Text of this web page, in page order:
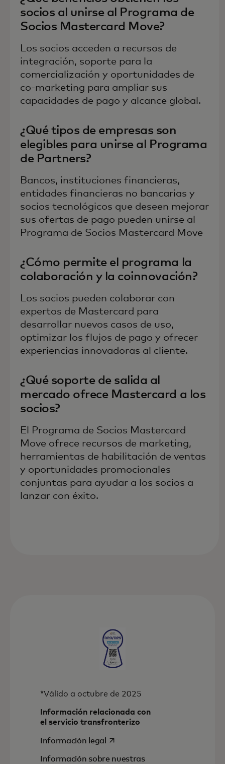
socios al unirse al Programa de
Socios Mastercard Move?
Los socios acceden a recursos de
integración, soporte para la
comercialización y oportunidades de
co-marketing para ampliar sus
capacidades de pago y alcance global.
¿Qué tipos de empresas son
elegibles para unirse al Programa
de Partners?
Bancos, instituciones financieras,
entidades financieras no bancarias y
socios tecnológicos que deseen mejorar
sus ofertas de pago pueden unirse al
Programa de Socios Mastercard Move
¿Cómo permite el programa la
colaboración y la coinnovación?
Los socios pueden colaborar con
expertos de Mastercard para
desarrollar nuevos casos de uso,
optimizar los flujos de pago y ofrecer
experiencias innovadoras al cliente.
¿Qué soporte de salida al
mercado ofrece Mastercard a los
socios?
El Programa de Socios Mastercard
Move ofrece recursos de marketing,
herramientas de habilitación de ventas
y oportunidades promocionales
conjuntas para ayudar a los socios a
lanzar con éxito.
*Válido a octubre de 2025
Información relacionada con
el servicio transfronterizo
Información legal se abre en una pestaña nueva
Información sobre nuestras